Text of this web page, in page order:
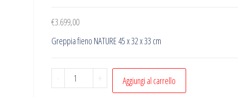
€3.699,00
Greppia fieno NATURE 45 x 32 x 33 cm
-
Greppia
fieno
+ Aggiungi al carrello